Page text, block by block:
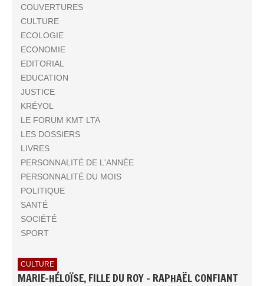
COUVERTURES
CULTURE
ECOLOGIE
ECONOMIE
EDITORIAL
EDUCATION
JUSTICE
KRÉYOL
LE FORUM KMT LTA
LES DOSSIERS
LIVRES
PERSONNALITÉ DE L'ANNÉE
PERSONNALITÉ DU MOIS
POLITIQUE
SANTÉ
SOCIÉTÉ
SPORT
CULTURE
MARIE-HÉLOÏSE, FILLE DU ROY - RAPHAËL CONFIANT